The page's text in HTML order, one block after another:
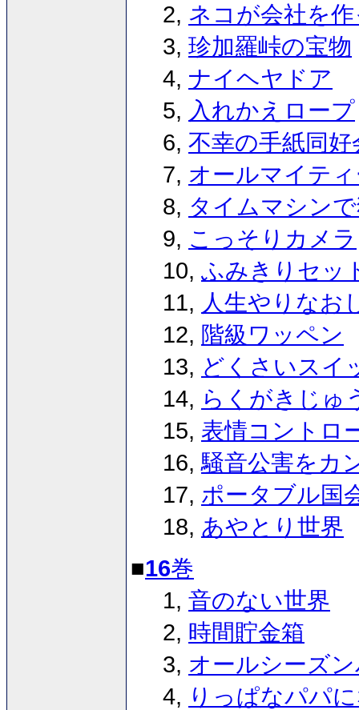
2, ネコが会社を
3, 珍加羅峠の宝物
4, ナイヘヤドア
5, 入れかえロープ
6, 不幸の手紙同好
7, オールマイテ
8, タイムマシン
9, こっそりカメラ
10, ふみきりセッ
11, 人生やりなお
12, 階級ワッペン
13, どくさいスイ
14, らくがきじゅ
15, 表情コントロ
16,騒音公害をカ
17, ポータブル国
18, あやとり世界
■16巻
1, 音のない世界
2, 時間貯金箱
3, オールシーズ
4, りっぱなパパ